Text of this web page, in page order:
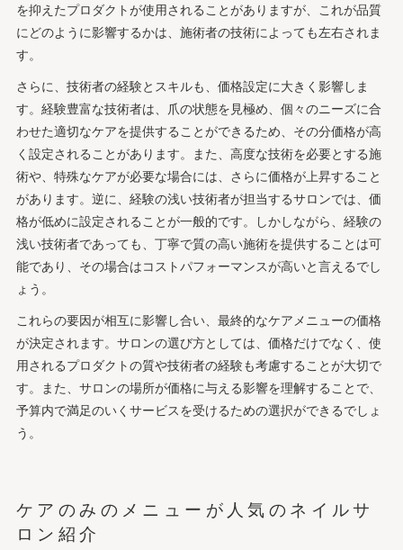
を抑えたプロダクトが使用されることがありますが、これが品質
にどのように影響するかは、施術者の技術によっても左右されま
す。
さらに、技術者の経験とスキルも、価格設定に大きく影響しま
す。経験豊富な技術者は、爪の状態を見極め、個々のニーズに合
わせた適切なケアを提供することができるため、その分価格が高
く設定されることがあります。また、高度な技術を必要とする施
術や、特殊なケアが必要な場合には、さらに価格が上昇すること
があります。逆に、経験の浅い技術者が担当するサロンでは、価
格が低めに設定されることが一般的です。しかしながら、経験の
浅い技術者であっても、丁寧で質の高い施術を提供することは可
能であり、その場合はコストパフォーマンスが高いと言えるでし
ょう。
これらの要因が相互に影響し合い、最終的なケアメニューの価格
が決定されます。サロンの選び方としては、価格だけでなく、使
用されるプロダクトの質や技術者の経験も考慮することが大切で
す。また、サロンの場所が価格に与える影響を理解することで、
予算内で満足のいくサービスを受けるための選択ができるでしょ
う。
ケアのみのメニューが人気のネイルサ
ロン紹介